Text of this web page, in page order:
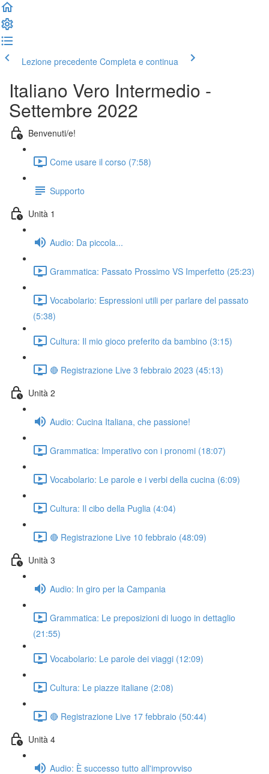
Lezione precedente Completa e continua
Italiano Vero Intermedio -
Settembre 2022
Benvenuti/e!
Come usare il corso (7:58)
Supporto
Unità 1
Audio: Da piccola...
Grammatica: Passato Prossimo VS Imperfetto (25:23)
Vocabolario: Espressioni utili per parlare del passato
(5:38)
Cultura: Il mio gioco preferito da bambino (3:15)
🔴 Registrazione Live 3 febbraio 2023 (45:13)
Unità 2
Audio: Cucina Italiana, che passione!
Grammatica: Imperativo con i pronomi (18:07)
Vocabolario: Le parole e i verbi della cucina (6:09)
Cultura: Il cibo della Puglia (4:04)
🔴 Registrazione Live 10 febbraio (48:09)
Unità 3
Audio: In giro per la Campania
Grammatica: Le preposizioni di luogo in dettaglio
(21:55)
Vocabolario: Le parole dei viaggi (12:09)
Cultura: Le piazze italiane (2:08)
🔴 Registrazione Live 17 febbraio (50:44)
Unità 4
Audio: È successo tutto all'improvviso